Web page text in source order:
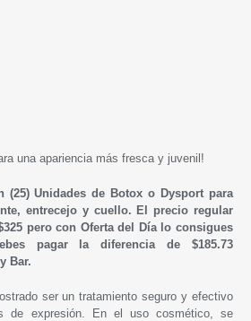
una apariencia más fresca y juvenil!
(25) Unidades de Botoxo Dysport para
entrecejo y cuello. El precio regular
pero con Oferta del Día lo consigues
pagar la diferencia de $185.73
Bar.
ser un tratamiento seguro y efectivo
de expresión. En el uso cosmético, se